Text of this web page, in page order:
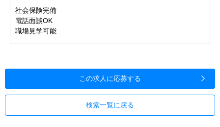
社会保険完備
電話面談OK
職場見学可能
この求人に応募する
検索一覧に戻る